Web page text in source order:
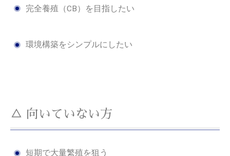
完全養殖（CB）を目指したい
環境構築をシンプルにしたい
△ 向いていない方
短期で大量繁殖を狙う